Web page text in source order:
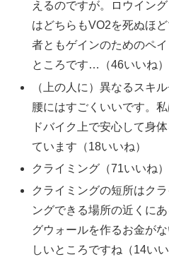
えるのですが。ロウイン
はどちらもVO2を死ぬほ
者ともゲインのためのペ
ところです…（46いいね）
（上の人に）異なるスキ
腰にはすごくいいです。
ドバイク上で安心して身
ています（18いいね）
クライミング（71いいね）
クライミングの短所はク
ングできる場所の近くに
グウォールを作るお金が
しいところですね（14いい